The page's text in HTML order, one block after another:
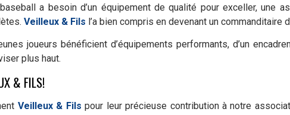
a besoin d’un équipement de qualité pour exceller,
Veilleux & Fils l’a bien compris en devenant un commanditaire
joueurs bénéficient d’équipements performants, d’un
plus haut.
& FILS!
Veilleux & Fils pour leur précieuse contribution à notre